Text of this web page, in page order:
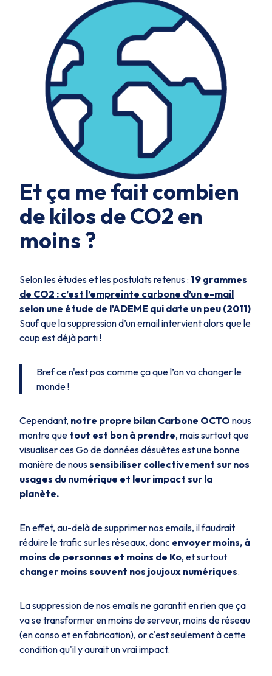
Et ça me fait combien
de kilos de CO2 en
moins ?
Selon les études et les postulats retenus : 19 grammes
de CO2 : c’est l’empreinte carbone d’un e-mail
selon une étude de l'ADEME qui date un peu (2011)
Sauf que la suppression d’un email intervient alors que le
coup est déjà parti !
Bref ce n'est pas comme ça que l’on va changer le
monde !
Cependant, notre propre bilan Carbone OCTO nous
montre que tout est bon à prendre, mais surtout que
visualiser ces Go de données désuètes est une bonne
manière de noussensibiliser collectivement sur nos
usages du numérique et leur impact sur la
planète.
En effet, au-delà de supprimer nos emails, il faudrait
réduire le trafic sur les réseaux, donc envoyer moins, à
moins de personnes et moins de Ko, et surtout
changer moins souvent nos joujoux numériques.
La suppression de nos emails ne garantit en rien que ça
va se transformer en moins de serveur, moins de réseau
(en conso et en fabrication), or c'est seulement à cette
condition qu'il y aurait un vrai impact.